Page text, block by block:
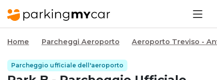
Home Parcheggi Aeroporto Aeroporto Treviso -
Parcheggio ufficiale dell'aeroporto